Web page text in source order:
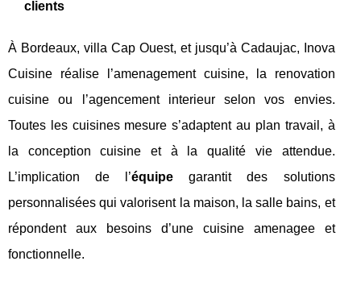
clients
À Bordeaux, villa Cap Ouest, et jusqu’à Cadaujac, Inova
Cuisine réalise l’amenagement cuisine, la renovation
cuisine ou l’agencement interieur selon vos envies.
Toutes les cuisines mesure s’adaptent au plan travail, à
la conception cuisine et à la qualité vie attendue.
L’implication de l’équipe garantit des solutions
personnalisées qui valorisent la maison, la salle bains, et
répondent aux besoins d’une cuisine amenagee et
fonctionnelle.